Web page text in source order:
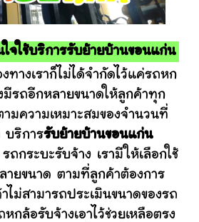
จใช้บริการรับย้ายบ้านขอนแก่น
ราก็ไม่ได้จำกัดไว้แค่รถหก
มีรถอีกหลายขนาดให้ลูกค้าทุก
ามความเหมาะสมของจำนวนที่
บริการรับย้ายบ้านขอนแก่น
กระบะรับจ้าง เรามีให้เลือกใช้
ายขนาด ตามที่ลูกค้าต้องการ
ไม่สามารถประเมินขนาดของรถ
กล้อรับจ้างเอาไว้ช่วยเหลือตรง